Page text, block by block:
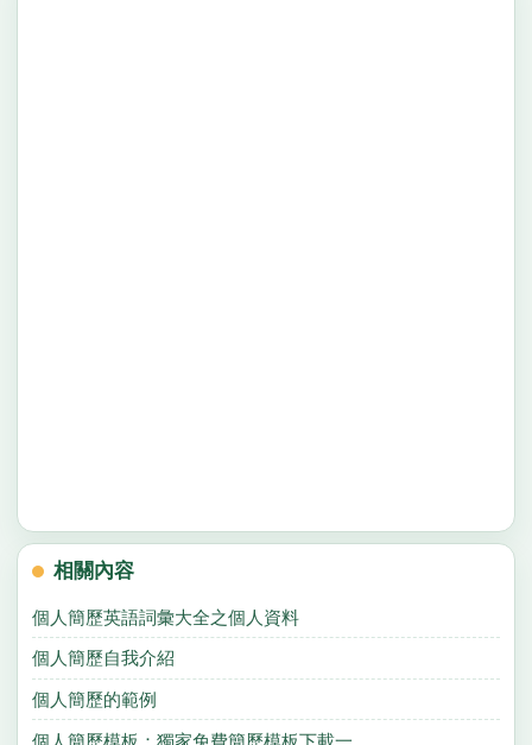
相關內容
個人簡歷英語詞彙大全之個人資料
個人簡歷自我介紹
個人簡歷的範例
個人簡歷模板：獨家免費簡歷模板下載一